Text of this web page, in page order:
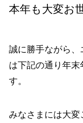
本年も大変お
誠に勝手ながら
は下記の通り年末
す。
みなさまには大変